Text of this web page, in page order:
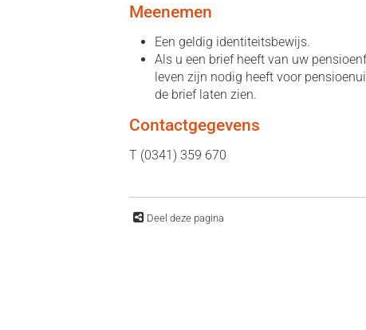
Meenemen
Een geldig identiteitsbewijs.
Als u een brief heeft van uw
leven zijn nodig heeft voor
de brief laten zien.
Contactgegevens
T (0341) 359 670
Deel deze pagina